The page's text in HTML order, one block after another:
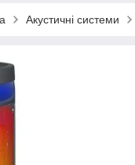
Акустичні системи